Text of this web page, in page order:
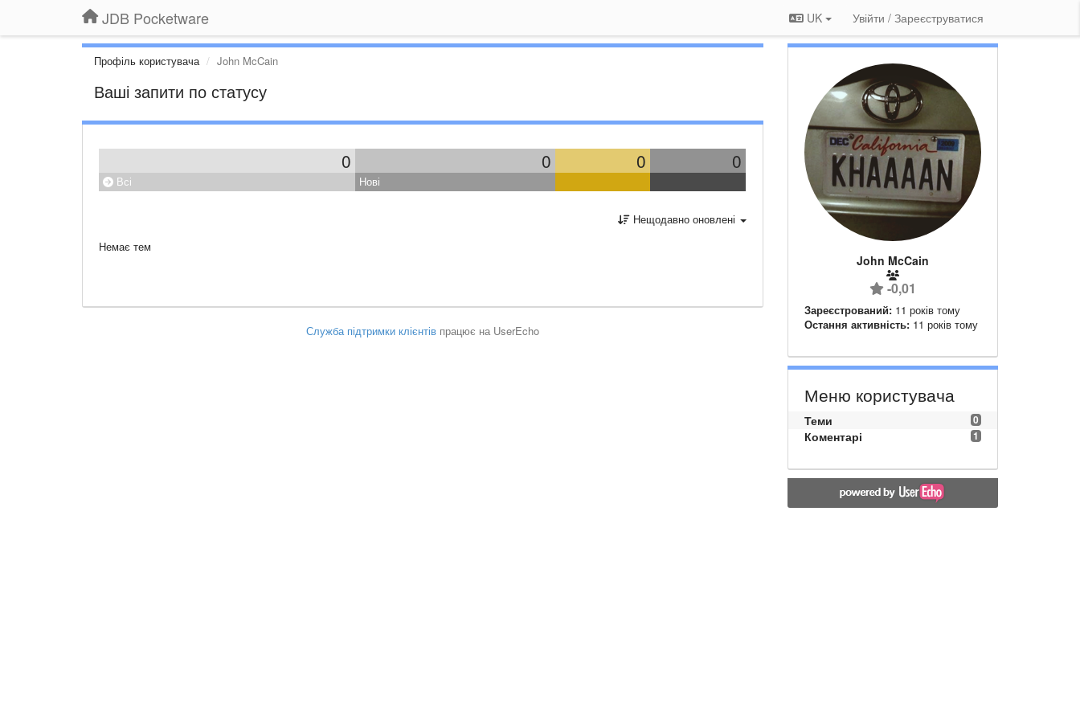
JDB Pocketware UK Увійти / Зареєструватися
Профіль користувача John McCain
Ваші запити по статусу
0 0 0 0
Всі Нові
Нещодавно оновлені
Немає тем
Служба підтримки клієнтівпрацює на UserEcho
John McCain
-0,01
Зареєстрований: 11 років тому
Остання активність: 11 років тому
Меню користувача
0
Теми
1
Коментарі